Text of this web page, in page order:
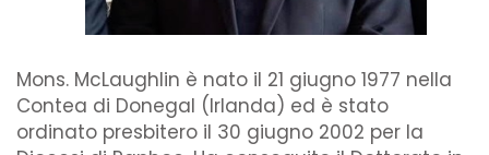
Mons. McLaughlin è nato il 21 giugno 1977 nella
Contea di Donegal (Irlanda) ed è stato
ordinato presbitero il 30 giugno 2002 per la